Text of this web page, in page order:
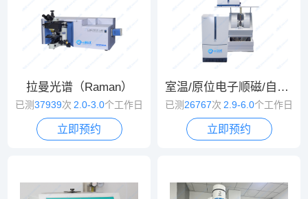
拉曼光谱（Raman）
已测37939次 2.0-3.0个工作日
立即预约
室温/原位电子顺磁/自旋共振波谱（EPR/ESR）
已测26767次 2.9-6.0个工作日
立即预约